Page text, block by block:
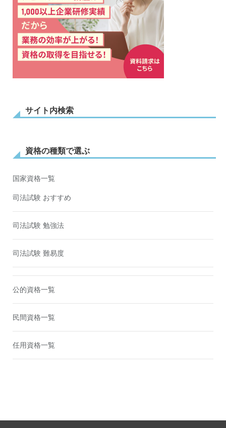
サイト内検索
資格の種類で選ぶ
国家資格一覧
司法試験 おすすめ
司法試験 勉強法
司法試験 難易度
公的資格一覧
民間資格一覧
任用資格一覧